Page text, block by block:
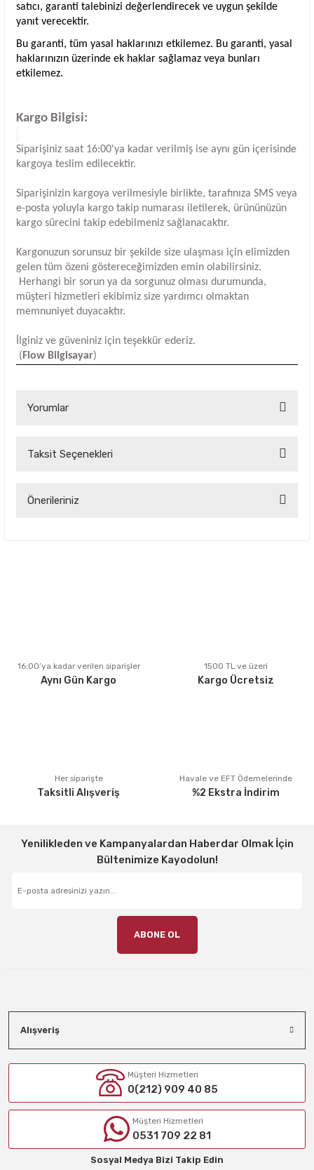
satıcı, garanti talebinizi değerlendirecek ve uygun şekilde
yanıt verecektir.
Bu garanti, tüm yasal haklarınızı etkilemez. Bu garanti, yasal
haklarınızın üzerinde ek haklar sağlamaz veya bunları
etkilemez.
Kargo Bilgisi:
Siparişiniz saat 16:00'ya kadar verilmiş ise aynı gün içerisinde
kargoya teslim edilecektir.
Siparişinizin kargoya verilmesiyle birlikte, tarafınıza SMS veya
e-posta yoluyla kargo takip numarası iletilerek, ürününüzün
kargo sürecini takip edebilmeniz sağlanacaktır.
Kargonuzun sorunsuz bir şekilde size ulaşması için elimizden
gelen tüm özeni göstereceğimizden emin olabilirsiniz.
Herhangi bir sorun ya da sorgunuz olması durumunda,
müşteri hizmetleri ekibimiz size yardımcı olmaktan
memnuniyet duyacaktır.
İlginiz ve güveniniz için teşekkür ederiz.
( Flow Bilgisayar)
Yorumlar
Bu ürüne ilk yorumu siz yapın!
Taksit Seçenekleri
Önerileriniz
Ürün fiyatı diğer sitelerden daha pahalı.
Bu ürüne benzer farklı alternatifler olmalı.
16:00’ya kadar verilen siparişler
Aynı Gün Kargo
1500 TL ve üzeri
Kargo Ücretsiz
Her siparişte
Taksitli Alışveriş
Havale ve EFT Ödemelerinde
%2 Ekstra İndirim
Yenilikleden ve Kampanyalardan Haberdar Olmak İçin
Bültenimize Kayodolun!
ABONE OL
Alışveriş
Müşteri Hizmetleri
0(212) 909 40 85
Müşteri Hizmetleri
0531 709 22 81
Sosyal Medya Bizi Takip Edin